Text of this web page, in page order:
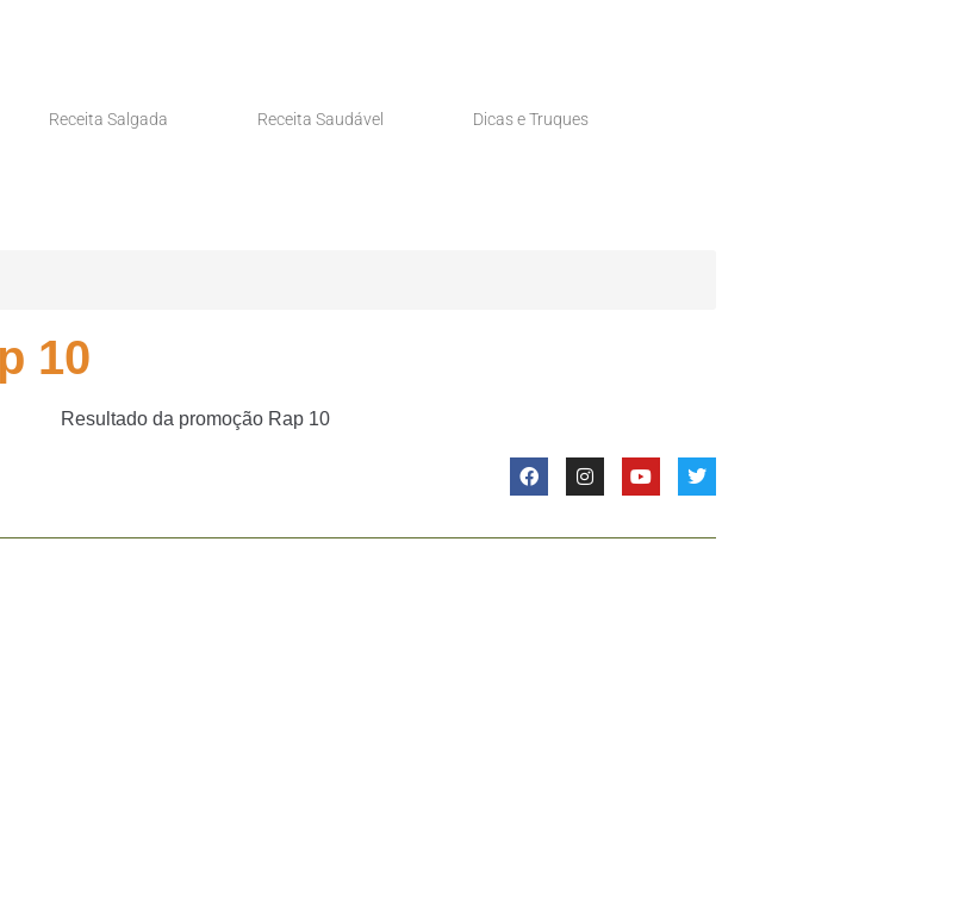
Receita Salgada Receita Saudável Dicas e Truques
10
Resultado da promoção Rap 10